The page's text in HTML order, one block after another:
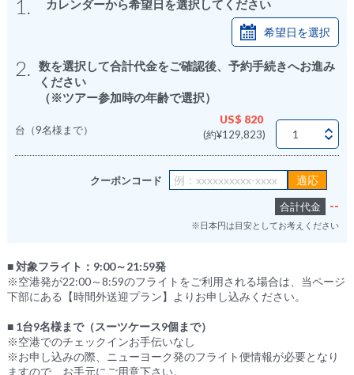
1. カレンダーから希望日を選択してください
希望日を選択
2.
数を選択して合計代金をご確認後、予約手続きへお進み
ください
（※ツアー参加時の年齢で選択）
台（9名様まで）
US$ 820
(約¥129,823)
クーポンコード
合計代金 --
※日本円は目安としてお考えください
■ 対象フライト：9:00～21:59発
※空港発が22:00～8:59のフライトをご利用される場合は、当ページ
下部にある【時間外送迎プラン】よりお申し込みください。
■ 1台9名様まで（スーツケース9個まで）
※空港でのチェックインお手伝いなし
※お申し込みの際、ニューヨーク発のフライト便情報が必要となり
ますので、お手元にご用意下さい。